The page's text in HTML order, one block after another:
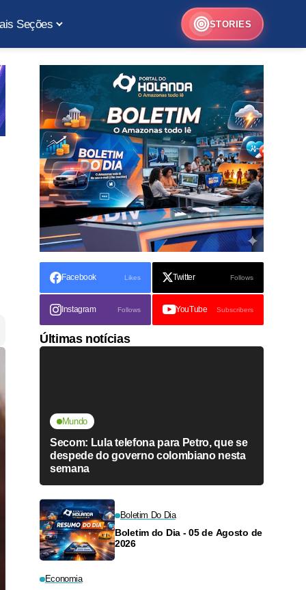
Seções STORIES
Facebook Likes Twitter Follows
Instagram Follows YouTube Subscribers
Últimas notícias
Mundo
Secom: Lula telefona para Petro, que se
despede do governo colombiano nesta
semana
Boletim Do Dia
Boletim do Dia - 05 de Agosto de
2026
Economia